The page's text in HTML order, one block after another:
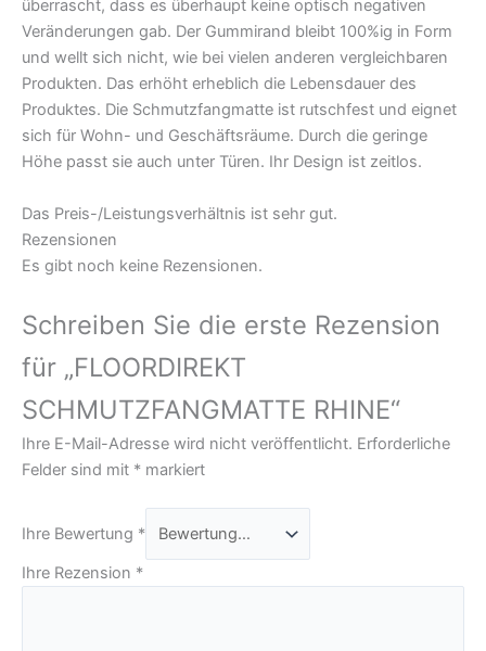
überrascht, dass es überhaupt keine optisch negativen
Veränderungen gab. Der Gummirand bleibt 100%ig in Form
und wellt sich nicht, wie bei vielen anderen vergleichbaren
Produkten. Das erhöht erheblich die Lebensdauer des
Produktes. Die Schmutzfangmatte ist rutschfest und eignet
sich für Wohn- und Geschäftsräume. Durch die geringe
Höhe passt sie auch unter Türen. Ihr Design ist zeitlos.
Das Preis-/Leistungsverhältnis ist sehr gut.
Rezensionen
Es gibt noch keine Rezensionen.
Schreiben Sie die erste Rezension
für „FLOORDIREKT
SCHMUTZFANGMATTE RHINE“
Ihre E-Mail-Adresse wird nicht veröffentlicht. Erforderliche
Felder sind mit * markiert
Ihre Bewertung *
Ihre Rezension *